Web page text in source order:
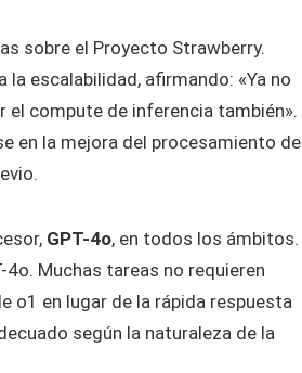
sobre el Proyecto Strawberry.
escalabilidad, afirmando: «Ya no
compute de inferencia también».
en la mejora del procesamiento de
GPT-4o, en todos los ámbitos.
Muchas tareas no requieren
o1 en lugar de la rápida respuesta
según la naturaleza de la